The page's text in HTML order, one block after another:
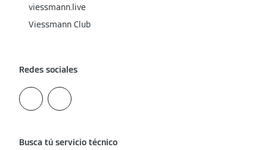
viessmann.live
Viessmann Club
Redes sociales
Busca tú servicio técnico